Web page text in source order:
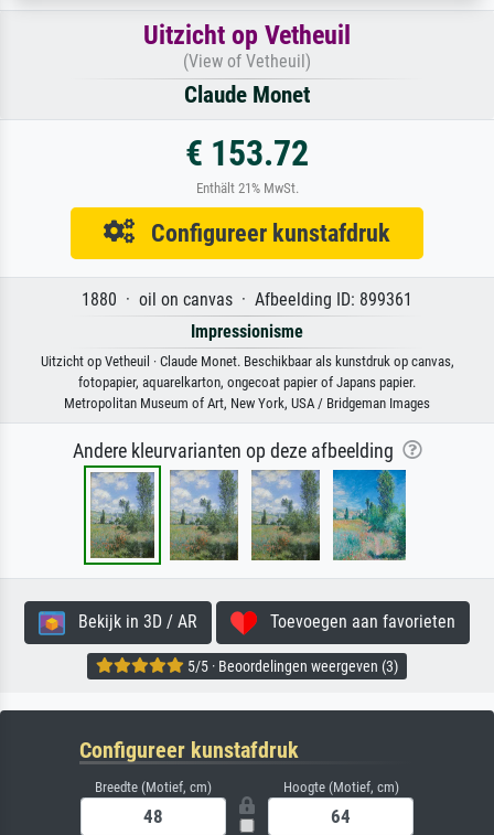
Uitzicht op Vetheuil
(View of Vetheuil)
Claude Monet
€ 153.72
Enthält 21% MwSt.
Configureer kunstafdruk
1880 · oil on canvas · Afbeelding ID: 899361
Impressionisme
Uitzicht op Vetheuil · Claude Monet. Beschikbaar als kunstdruk op canvas,
fotopapier, aquarelkarton, ongecoat papier of Japans papier.
Metropolitan Museum of Art, New York, USA / Bridgeman Images
Andere kleurvarianten op deze afbeelding
Bekijk in 3D / AR Toevoegen aan favorieten
5/5 · Beoordelingen weergeven (3)
Configureer kunstafdruk
Breedte (Motief, cm) Hoogte (Motief, cm)